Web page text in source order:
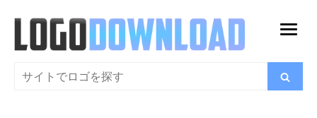
テ
メ
ュ
検
検
索